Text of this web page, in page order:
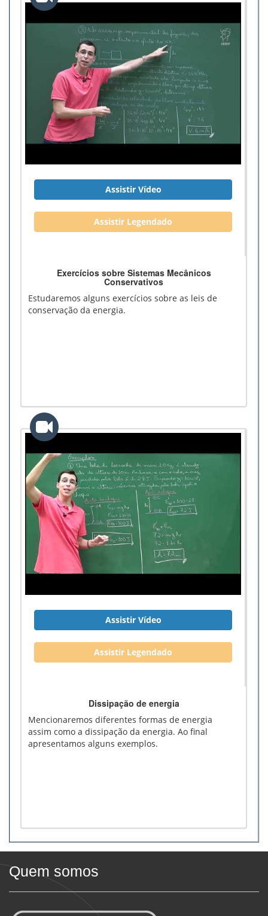
Assistir Vídeo
Assistir Legendado
Exercícios sobre Sistemas Mecânicos
Conservativos
Estudaremos alguns exercícios sobre as leis de
conservação da energia.
Assistir Vídeo
Assistir Legendado
Dissipação de energia
Mencionaremos diferentes formas de energia
assim como a dissipação da energia. Ao final
apresentamos alguns exemplos.
Quem somos